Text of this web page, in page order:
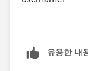
유용한 내